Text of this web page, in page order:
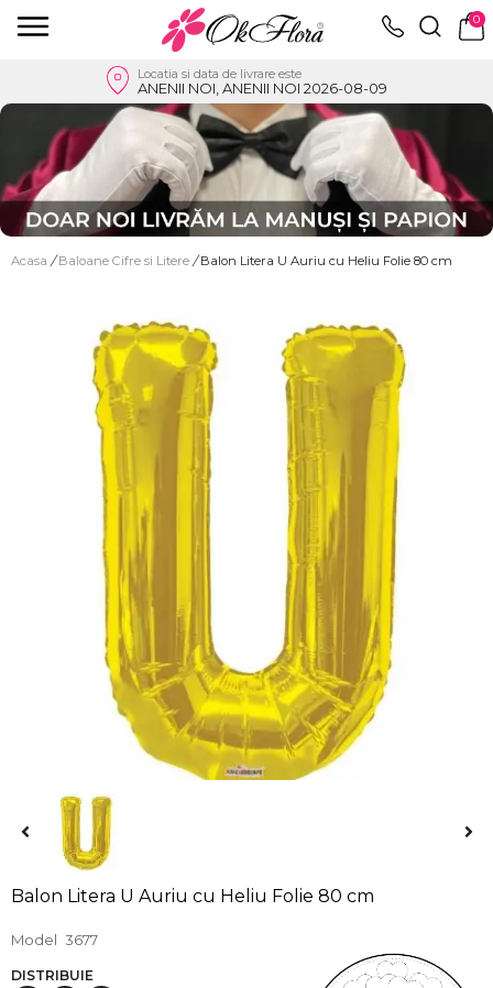
0
Locatia si data de livrare este
ANENII NOI, ANENII NOI 2026-08-09
Acasa / Baloane Cifre si Litere / Balon Litera U Auriu cu Heliu Folie 80 cm
Balon Litera U Auriu cu Heliu Folie 80 cm
Model 3677
DISTRIBUIE